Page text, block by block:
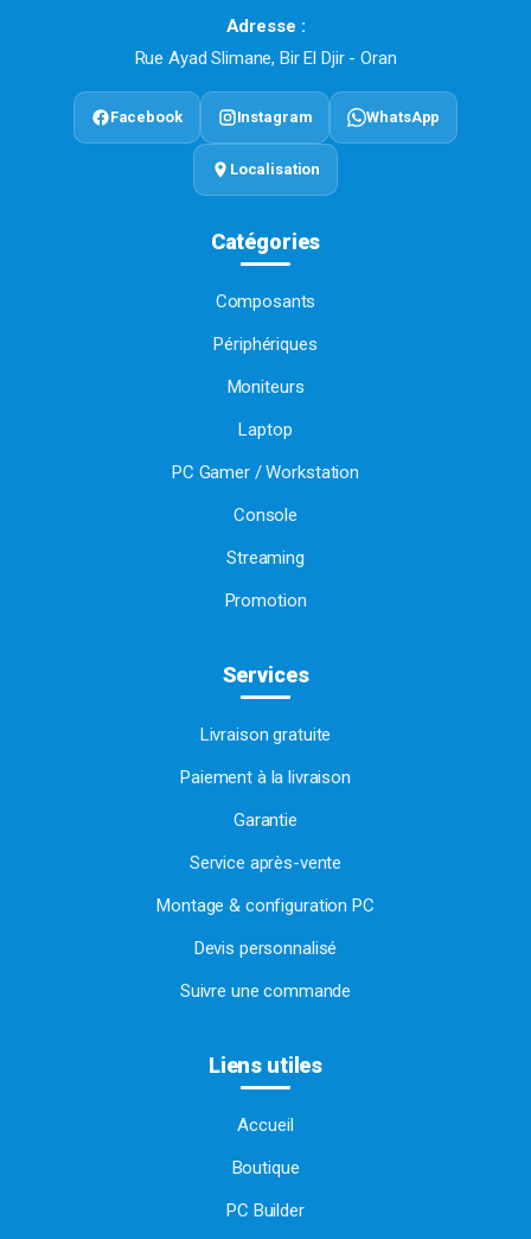
Adresse :
Rue Ayad Slimane, Bir El Djir - Oran
Facebook Instagram WhatsApp
Localisation
Catégories
Composants
Périphériques
Moniteurs
Laptop
PC Gamer / Workstation
Console
Streaming
Promotion
Services
Livraison gratuite
Paiement à la livraison
Garantie
Service après-vente
Montage & configuration PC
Devis personnalisé
Suivre une commande
Liens utiles
Accueil
Boutique
PC Builder